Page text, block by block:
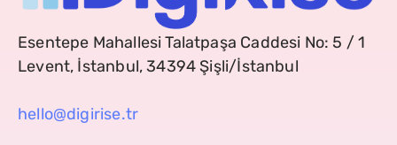
Esentepe Mahallesi Talatpaşa Caddesi No: 5 / 1
Levent, İstanbul, 34394 Şişli/İstanbul
hello@digirise.tr